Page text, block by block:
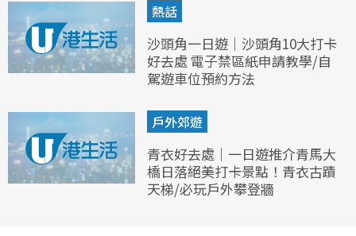
熱話
沙頭角一日遊｜沙頭角10大打卡
好去處 電子禁區紙申請教學/自
駕遊車位預約方法
戶外郊遊
青衣好去處｜一日遊推介青馬大
橋日落絕美打卡景點！青衣古蹟
天梯/必玩戶外攀登牆